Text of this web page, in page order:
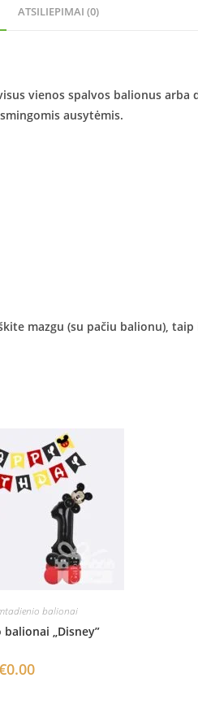
ATSILIEPIMAI (0)
vienos spalvos balionus
ausytėmis.
mazgu (su pačiu balionu), taip
balionai
„Disney”
0.00